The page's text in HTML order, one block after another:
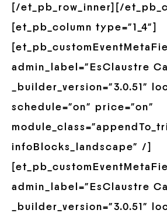
[/et_pb_row_inner][/
[et_pb_column type=”1_4″]
admin_label=”EsClaustre
_builder_version=”3.0.51″
schedule=”on” price=”on”
infoBlocks_landscape” /]
admin_label=”EsClaustre
_builder_version=”3.0.51″